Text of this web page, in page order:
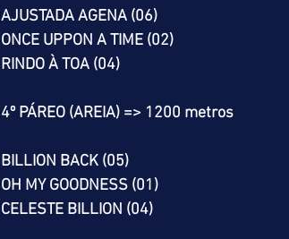
AJUSTADA AGENA (06)
ONCE UPPON A TIME (02)
RINDO À TOA (04)
4º PÁREO (AREIA) => 1200 metros
BILLION BACK (05)
OH MY GOODNESS (01)
CELESTE BILLION (04)